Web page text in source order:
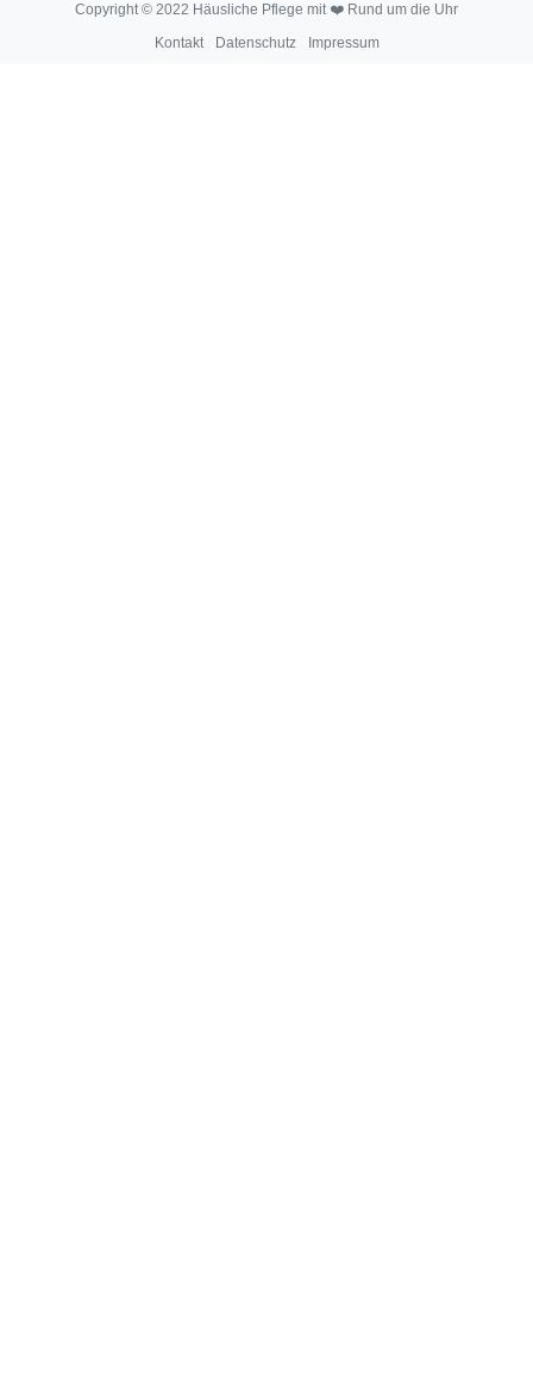
Copyright © 2022 Häusliche Pflege mit ❤️ Rund um die Uhr
Kontakt
Datenschutz Impressum